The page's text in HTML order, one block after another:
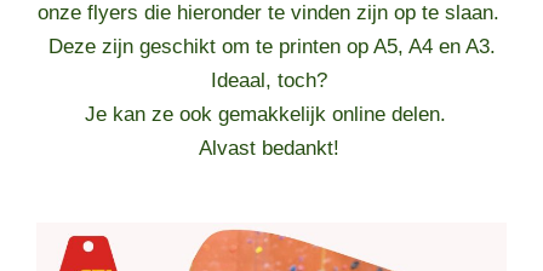
onze flyers die hieronder te vinden zijn op te slaan.
Deze zijn geschikt om te printen op A5, A4 en A3.
Ideaal, toch?
Je kan ze ook gemakkelijk online delen.
Alvast bedankt!